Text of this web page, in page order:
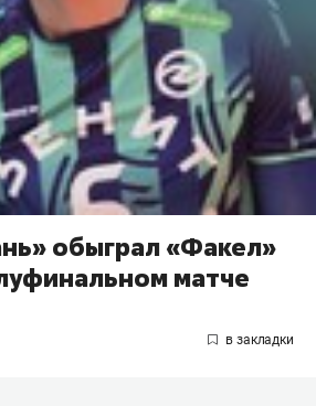
обыграл «Факел»
матче